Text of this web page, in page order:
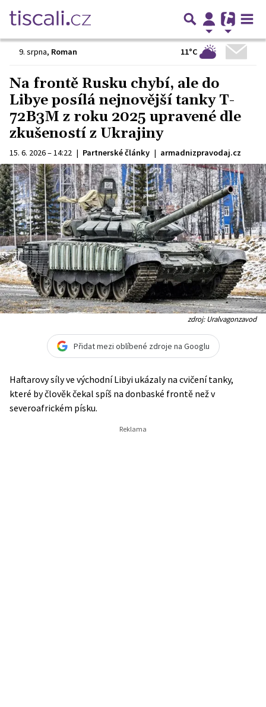
9. srpna, Roman 11°C
Na frontě Rusku chybí, ale do
Libye posílá nejnovější tanky T-
72B3M z roku 2025 upravené dle
zkušeností z Ukrajiny
15. 6. 2026 – 14:22 | Partnerské články | armadnizpravodaj.cz
zdroj: Uralvagonzavod
Přidat mezi oblíbené zdroje na Googlu
Haftarovy síly ve východní Libyi ukázaly na cvičení tanky,
které by člověk čekal spíš na donbaské frontě než v
severoafrickém písku.